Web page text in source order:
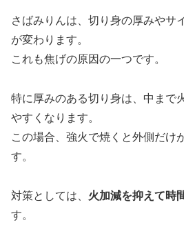
さばみりんは、切り身の厚みやサ
が変わります。
これも焦げの原因の一つです。
特に厚みのある切り身は、中まで
やすくなります。
この場合、強火で焼くと外側だけ
す。
対策としては、 火加減を抑えて時
す。